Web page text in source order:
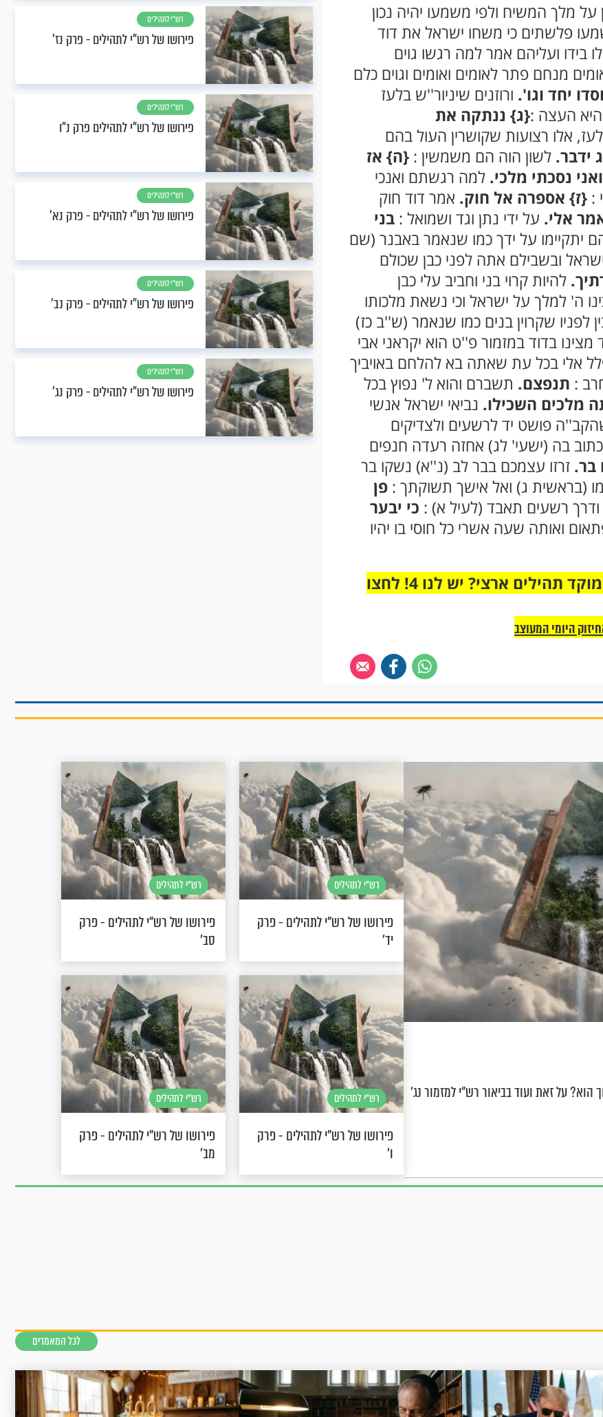
על מלך המשיח ולפי משמעו יהיה נכון
פלשתים כי משחו ישראל את דוד
בידו ועליהם אמר למה רגשו גוים
מנחם פתר לאומים ואומים וגוים כלם
יחד וגו'. ורוזנים שיניור''ש בלעז
היא העצה :{ג} ננתקה את
אלו רצועות שקושרין העול בהם
ידבר. לשון הוה הם משמשין : {ה} אז
ואני נסכתי מלכי. למה רגשתם ואנכי
: {ז} אספרה אל חוק. אמר דוד חוק
אלי. על ידי נתן וגד ושמואל : בני
יתקיימו על ידך כמו שנאמר באבנר (שם
ובשבילם אתה לפני כבן שכולם
להיות קרוי בני וחביב עלי כבן
ה' למלך על ישראל וכי נשאת מלכותו
לפניו שקרוין בנים כמו שנאמר (ש''ב כז)
בדוד במזמור פ''ט הוא יקראני אבי
אלי בכל עת שאתה בא להלחם באויביך
: תנפצם. תשברם והוא ל' נפוץ בכל
מלכים השכילו. נביאי ישראל אנשי
פושט יד לרשעים ולצדיקים
בה (ישעי' לג) אחזה רעדה חנפים
בר. זרזו עצמכם בבר לב (נ''א) נשקו בר
(בראשית ג) ואל אישך תשוקתך : פן
ודרך רשעים תאבד (לעיל א) : כי יבער
ואותה שעה אשרי כל חוסי בו יהיו
מחוברים רק לקבוצת ווטסאפ אחת מבית מוקד תהילים ארצי? יש לנו 4! לחצו
היומי המעוצב
רש"י לתהילים
פירושו של רש"י לתהילים - פרק נז’
רש"י לתהילים
פירושו של רש"י לתהילים פרק נ"ו
רש"י לתהילים
פירושו של רש"י לתהילים - פרק נא’
רש"י לתהילים
פירושו של רש"י לתהילים - פרק נב’
רש"י לתהילים
פירושו של רש"י לתהילים - פרק נג’
על זאת ועוד בביאור רש"י למזמור נג'
רש"י לתהילים
פירושו של רש"י לתהילים - פרק
יד’
רש"י לתהילים
פירושו של רש"י לתהילים - פרק
סב’
רש"י לתהילים
פירושו של רש"י לתהילים - פרק
ו’
רש"י לתהילים
פירושו של רש"י לתהילים - פרק
מב’
לכל המאמרים